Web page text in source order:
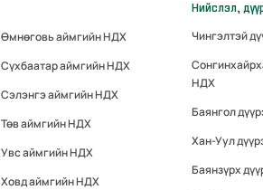
Өмнөговь аймгийн НДХ
Сүхбаатар аймгийн НДХ
Сэлэнгэ аймгийн НДХ
Төв аймгийн НДХ
Увс аймгийн НДХ
Ховд аймгийн НДХ
Нийслэл,
Чингэлтэй
НДХ
Баянгол
Хан-Уул
Баянзүрх